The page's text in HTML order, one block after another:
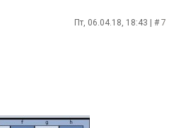
Пт, 06.04.18, 18:43 | #7